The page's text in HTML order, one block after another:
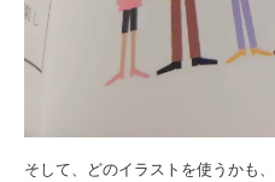
そして、どのイラストを使うかも